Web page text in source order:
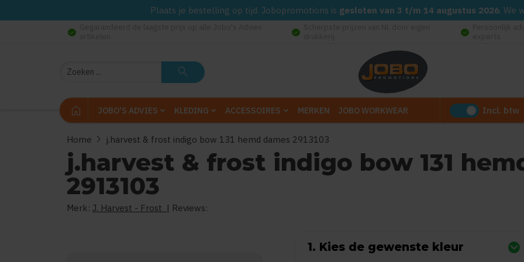
Plaats je bestelling op tijd. Jobopromotions is gesloten van 3 t/m 14 augustus 2026. We
check_circle check_circle check_circle
Zoeken search
home JOBO'S ADVIES KLEDING ACCESSOIRES MERKEN JOBO WORKWEAR Incl. btw
Home chevron_right j.harvest & frost indigo bow 131 hemd dames 2913103
j.harvest & frost indigo bow 131
2913103
Merk: J. Harvest - Frost | Reviews:
1. Kies de gewenste kleur